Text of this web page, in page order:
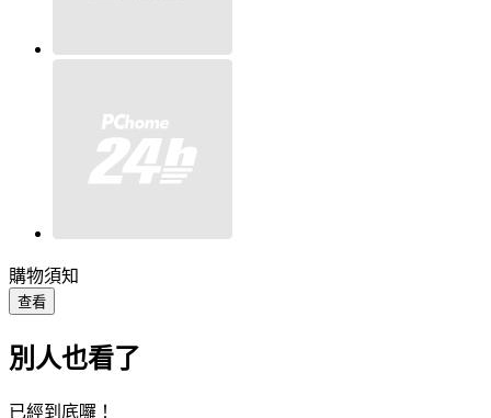
購物須知
查看
別人也看了
已經到底囉！